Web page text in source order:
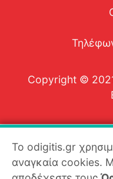
Copyright ©
Το odigitis.gr
αναγκαία cookies.